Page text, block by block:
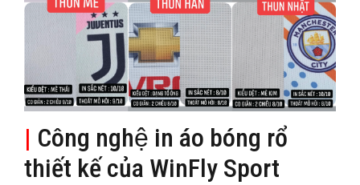
| Công nghệ in áo bóng rổ
thiết kế của WinFly Sport